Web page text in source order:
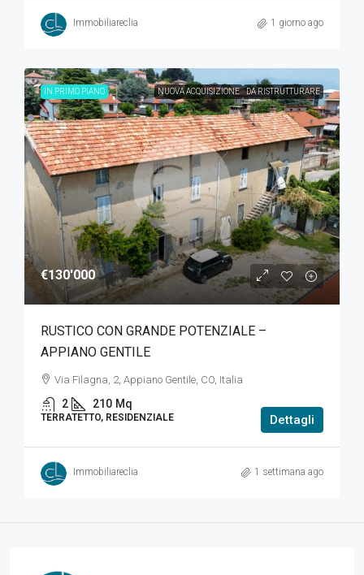
Immobiliareclia 1 giorno ago
IN PRIMO PIANO NUOVA ACQUISIZIONE DA RISTRUTTURARE
€130'000
RUSTICO CON GRANDE POTENZIALE –
APPIANO GENTILE
Via Filagna, 2, Appiano Gentile, CO, Italia
2 210 Mq
TERRATETTO, RESIDENZIALE Dettagli
Immobiliareclia 1 settimana ago